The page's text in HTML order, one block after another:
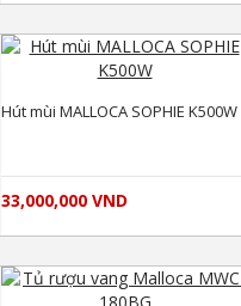
Hút mùi MALLOCA SOPHIE K500W
33,000,000 VND